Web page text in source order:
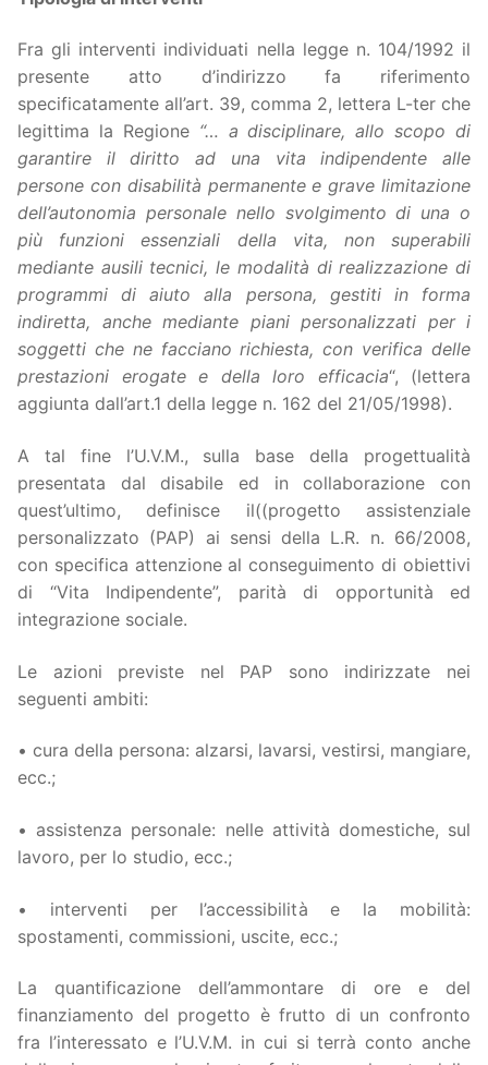
Fra gli interventi individuati nella legge n. 104/1992 il
presente atto d’indirizzo fa riferimento
specificatamente all’art. 39, comma 2, lettera L-ter che
legittima la Regione “… a disciplinare, allo scopo di
garantire il diritto ad una vita indipendente alle
persone con disabilità permanente e grave limitazione
dell’autonomia personale nello svolgimento di una o
più funzioni essenziali della vita, non superabili
mediante ausili tecnici, le modalità di realizzazione di
programmi di aiuto alla persona, gestiti in forma
indiretta, anche mediante piani personalizzati per i
soggetti che ne facciano richiesta, con verifica delle
prestazioni erogate e della loro efficacia“, (lettera
aggiunta dall’art.1 della legge n. 162 del 21/05/1998).
A tal fine l’U.V.M., sulla base della progettualità
presentata dal disabile ed in collaborazione con
quest’ultimo, definisce il((progetto assistenziale
personalizzato (PAP) ai sensi della L.R. n. 66/2008,
con specifica attenzione al conseguimento di obiettivi
di “Vita Indipendente”, parità di opportunità ed
integrazione sociale.
Le azioni previste nel PAP sono indirizzate nei
seguenti ambiti:
• cura della persona: alzarsi, lavarsi, vestirsi, mangiare,
ecc.;
• assistenza personale: nelle attività domestiche, sul
lavoro, per lo studio, ecc.;
• interventi per l’accessibilità e la mobilità:
spostamenti, commissioni, uscite, ecc.;
La quantificazione dell’ammontare di ore e del
finanziamento del progetto è frutto di un confronto
fra l’interessato e l’U.V.M. in cui si terrà conto anche